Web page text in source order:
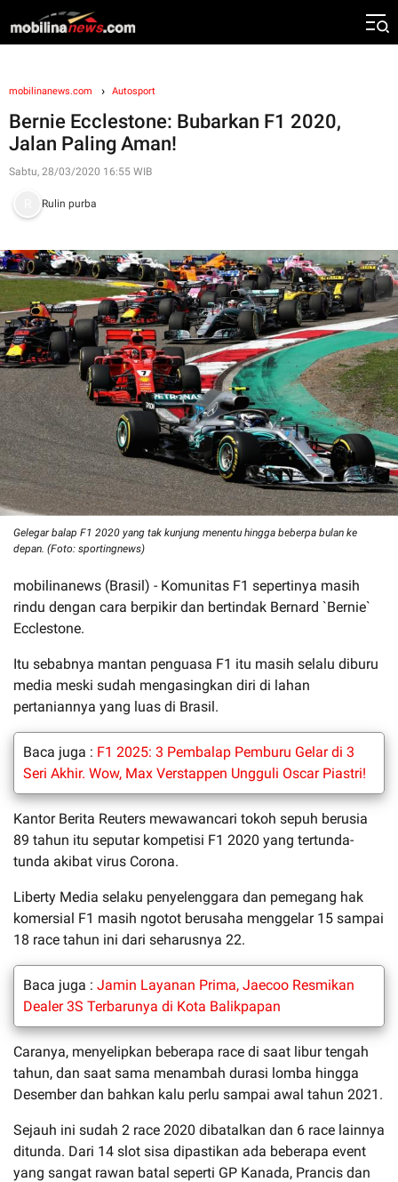
mobilinanews.com Autosport
Bernie Ecclestone: Bubarkan F1 2020,
Jalan Paling Aman!
Sabtu, 28/03/2020 16:55 WIB
Rulin purba
Gelegar balap F1 2020 yang tak kunjung menentu hingga beberpa bulan ke
depan. (Foto: sportingnews)
mobilinanews (Brasil) - Komunitas F1 sepertinya masih
rindu dengan cara berpikir dan bertindak Bernard `Bernie`
Ecclestone.
Itu sebabnya mantan penguasa F1 itu masih selalu diburu
media meski sudah mengasingkan diri di lahan
pertaniannya yang luas di Brasil.
Baca juga : F1 2025: 3 Pembalap Pemburu Gelar di 3
Seri Akhir. Wow, Max Verstappen Ungguli Oscar Piastri!
Kantor Berita Reuters mewawancari tokoh sepuh berusia
89 tahun itu seputar kompetisi F1 2020 yang tertunda-
tunda akibat virus Corona.
Liberty Media selaku penyelenggara dan pemegang hak
komersial F1 masih ngotot berusaha menggelar 15 sampai
18 race tahun ini dari seharusnya 22.
Baca juga : Jamin Layanan Prima, Jaecoo Resmikan
Dealer 3S Terbarunya di Kota Balikpapan
Caranya, menyelipkan beberapa race di saat libur tengah
tahun, dan saat sama menambah durasi lomba hingga
Desember dan bahkan kalu perlu sampai awal tahun 2021.
Sejauh ini sudah 2 race 2020 dibatalkan dan 6 race lainnya
ditunda. Dari 14 slot sisa dipastikan ada beberapa event
yang sangat rawan batal seperti GP Kanada, Prancis dan